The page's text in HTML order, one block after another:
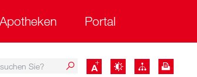
Portal
Sie?